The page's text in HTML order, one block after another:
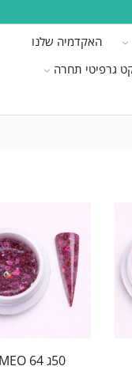
האקדמיה שלנו
גרפיטי תחרה
50ג 64 ROMEO